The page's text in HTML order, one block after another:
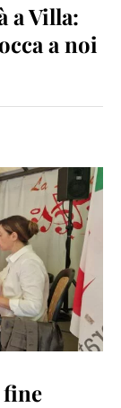
a Villa:
a noi
fine